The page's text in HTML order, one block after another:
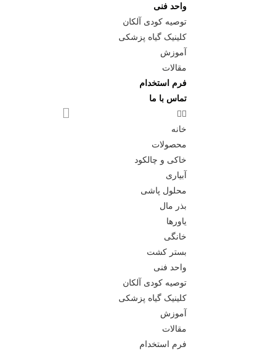
واحد فنی
توصیه کودی آلکان
کلینیک گیاه پزشکی
آموزش
مقالات
فرم استخدام
تماس با ما
خانه
محصولات
خاکی و چالکود
آبیاری
محلول پاشی
بذر مال
یاورها
خانگی
بستر کشت
واحد فنی
توصیه کودی آلکان
کلینیک گیاه پزشکی
آموزش
مقالات
فرم استخدام